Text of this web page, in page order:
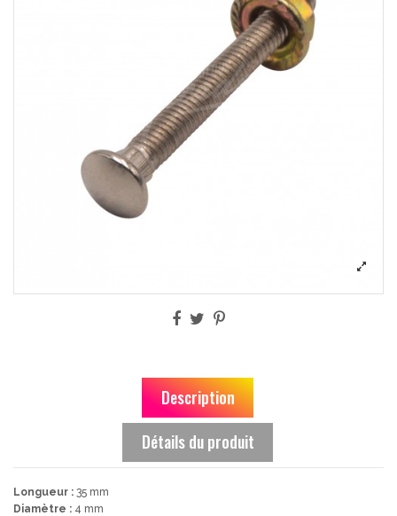
Description
Détails du produit
Longueur : 35 mm
Diamètre : 4 mm